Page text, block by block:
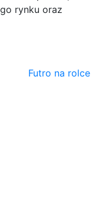
rynku oraz
Futro na rolce